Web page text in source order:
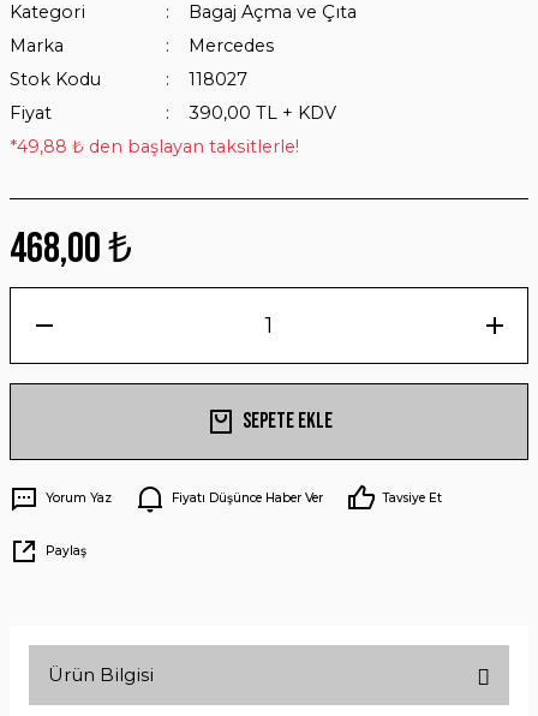
Kategori
Bagaj Açma ve Çıta
Marka
Mercedes
Stok Kodu
118027
Fiyat
390,00 TL + KDV
*49,88 ₺ den başlayan taksitlerle!
468,00 ₺
Sepete Ekle
Yorum Yaz Fiyatı Düşünce Haber Ver Tavsiye Et
Paylaş
Ürün Bilgisi